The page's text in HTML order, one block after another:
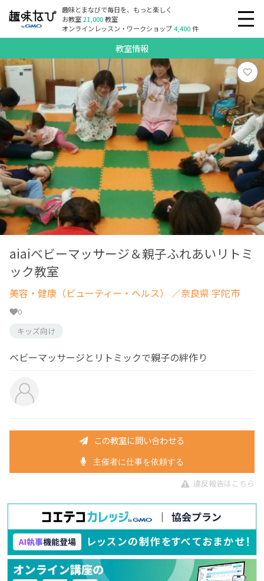
趣味とまなびで毎日を、もっと楽しく
お教室21,000教室
オンラインレッスン・ワークショップ4,400件
教室情報
aiaiベビーマッサージ＆親子ふれあいリトミ
ック教室
美容・健康（ビューティー・ヘルス） ／奈良県 宇陀市
0
キッズ向け
ベビーマッサージとリトミックで親子の絆作り
この教室に問い合わせる
主催者に仕事を依頼する
違反報告はこちら